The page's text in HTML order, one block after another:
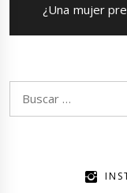
Next
¿Una mujer